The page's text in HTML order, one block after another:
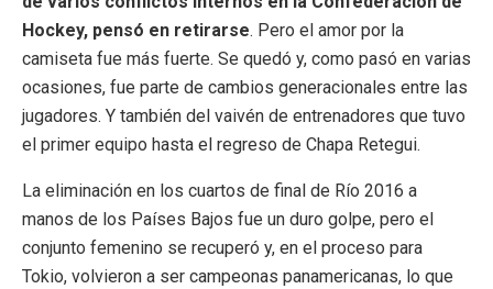
Hockey, pensó en retirarse. Pero el amor por la
camiseta fue más fuerte. Se quedó y, como pasó en varias
ocasiones, fue parte de cambios generacionales entre las
jugadores. Y también del vaivén de entrenadores que tuvo
el primer equipo hasta el regreso de Chapa Retegui.
La eliminación en los cuartos de final de Río 2016 a
manos de los Países Bajos fue un duro golpe, pero el
conjunto femenino se recuperó y, en el proceso para
Tokio, volvieron a ser campeonas panamericanas, lo que